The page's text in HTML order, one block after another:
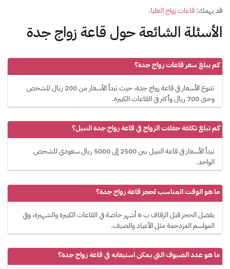
قد يهمك:قاعات زواج العليا.
الأسئلة الشائعة حول قاعة زواج جدة
كم يبلغ سعر قاعات زواج جدة؟
تتنوع الأسعار في قاعة زواج جدة، حيث تبدأ الأسعار من 200 ريال للشخص
وحتى 700 ريال وأكثر في القاعات الكبيرة.
كم تبلغ تكلفة حفلات الزواج في قاعة زواج جدة النبيل؟
تبدأ الأسعار في قاعة النبيل بين 2500 إلى 5000 ريال سعودي للشخص
الواحد.
ما هو الوقت المناسب لحجز قاعة زواج جدة؟
يفضل الحجز قبل الزفاف ب 6 أشهر خاصة في القاعات الكبيرة والشهيرة، وفي
المواسم المزدحمة مثل الأعياد والصيف.
ما هو عدد الضيوف التي يمكن استيعابه في قاعة زواج جدة؟